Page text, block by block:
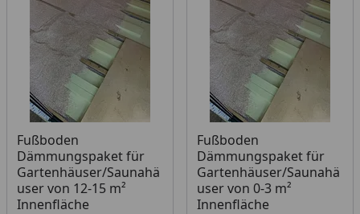
Fußboden
Dämmungspaket für
Gartenhäuser/Saunahä
user von 12-15 m²
Innenfläche
Produkt am Lager
Fußboden
Dämmungspaket für
Gartenhäuser/Saunahä
user von 0-3 m²
Innenfläche
Produkt am Lager